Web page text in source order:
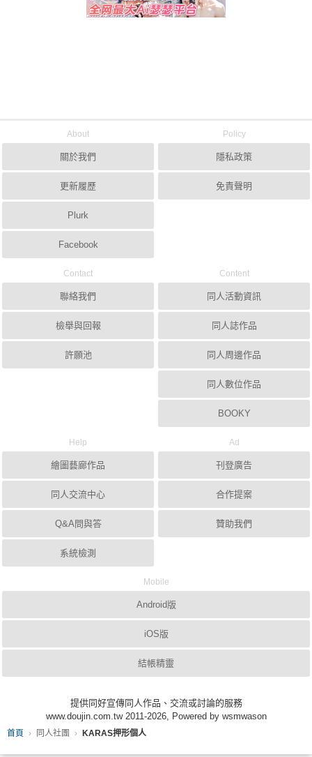
首頁 同人社團 KARAS押形個人
About
關於我們
更新履歷
Plurk
Facebook
Policy
隱私政策
免責聲明
Contact
聯絡我們
檢舉與回報
許願池
Content
同人活動資訊
同人誌作品
同人周邊作品
同人數位作品
BOOKY
Help
繪圖藝廊作品
同人交流中心
Q&A問與答
系統檢測
Ad
刊登廣告
合作提案
贊助我們
Mobile
Android版
iOS版
結帳精靈
提供同好宣傳同人作品、交流或討論的服務
www.doujin.com.tw 2011-2026, Powered by wsmwason